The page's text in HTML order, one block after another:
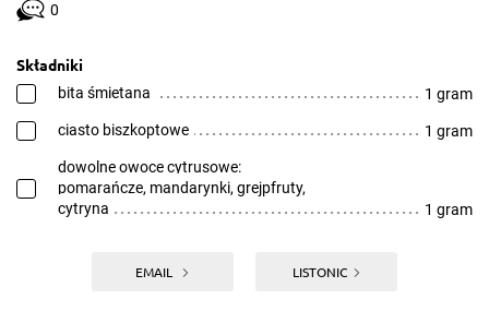
0
Składniki
bita śmietana 1 gram
ciasto biszkoptowe 1 gram
dowolne owoce cytrusowe:
pomarańcze, mandarynki, grejpfruty,
cytryna
1 gram
EMAIL LISTONIC